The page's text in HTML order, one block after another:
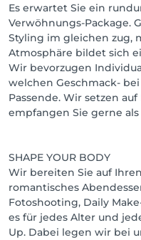
Es erwartet Sie ein
Verwöhnungs-Package.
Styling im gleichen zug,
Atmosphäre bildet sich
Wir bevorzugen
welchen Geschmack-
Passende. Wir setzen
empfangen Sie gerne
SHAPE YOUR BODY
Wir bereiten Sie auf
romantisches
Fotoshooting, Daily
es für jedes Alter und
Up. Dabei legen wir bei